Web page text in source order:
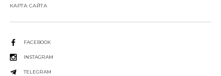
КАРТА САЙТА
FACEBOOK
INSTAGRAM
TELEGRAM